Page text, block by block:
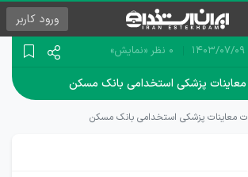
ورود کاربر
۱۴۰۳/۰۷/۰۹ 0 نظر «نمایش»
معاینات پزشکی استخدامی بانک مسکن
معاینات پزشکی استخدامی بانک مسکن